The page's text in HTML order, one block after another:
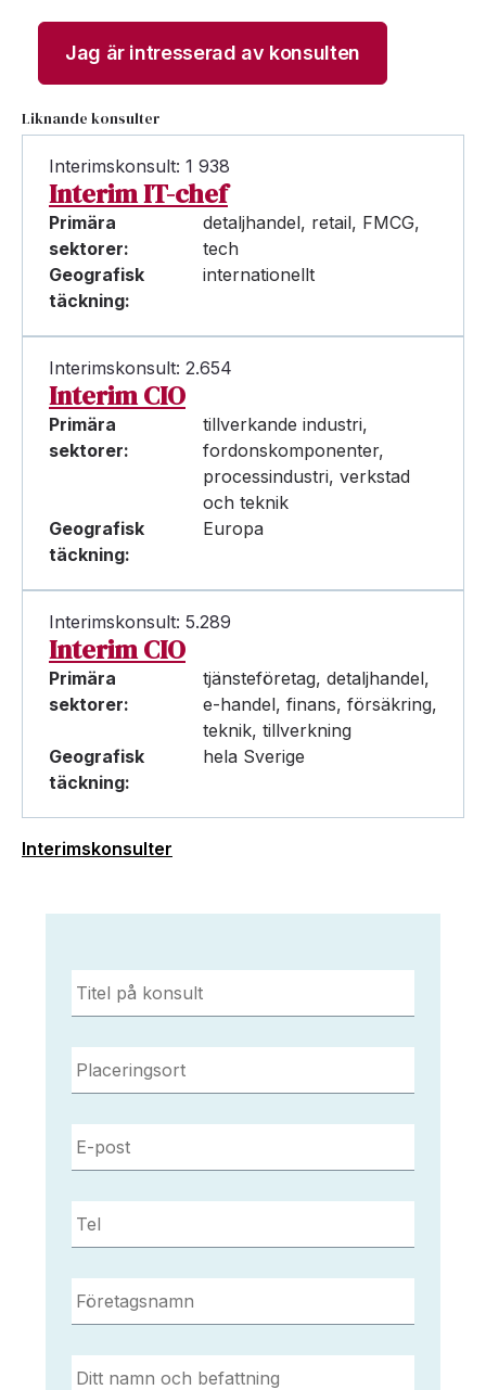
Jag är intresserad av konsulten
Liknande konsulter
Interimskonsult: 1 938
Interim IT-chef
Primära
sektorer:
detaljhandel, retail, FMCG,
tech
Geografisk
täckning:
internationellt
Interimskonsult: 2.654
Interim CIO
Primära
sektorer:
tillverkande industri,
fordonskomponenter,
processindustri, verkstad
och teknik
Geografisk
täckning:
Europa
Interimskonsult: 5.289
Interim CIO
Primära
sektorer:
tjänsteföretag, detaljhandel,
e-handel, finans, försäkring,
teknik, tillverkning
Geografisk
täckning:
hela Sverige
Interimskonsulter
Titel
på
konsult *
Placeringsort *
E-
post *
Tel *
Företagsnamn *
Ditt
namn